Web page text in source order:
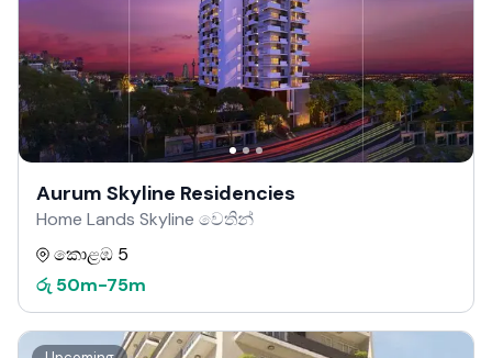
Aurum Skyline Residencies
Home Lands Skyline වෙතින්
කොළඹ 5
රු 50m-75m